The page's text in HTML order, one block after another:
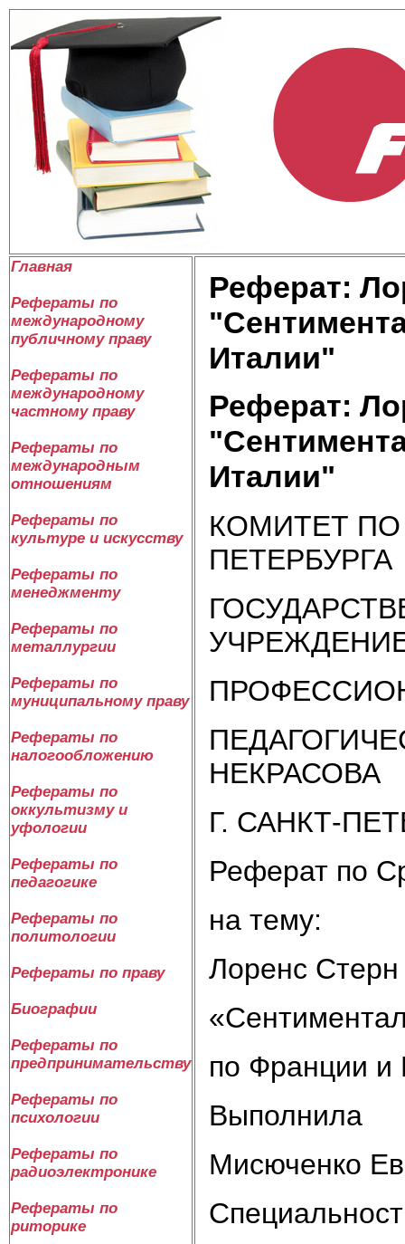
Главная
Рефераты по
международному
публичному праву
Рефераты по
международному
частному праву
Рефераты по
международным
отношениям
Рефераты по
культуре и искусству
Рефераты по
менеджменту
Рефераты по
металлургии
Рефераты по
муниципальному праву
Рефераты по
налогообложению
Рефераты по
оккультизму и
уфологии
Рефераты по
педагогике
Рефераты по
политологии
Рефераты по праву
Биографии
Рефераты по
предпринимательству
Рефераты по
психологии
Рефераты по
радиоэлектронике
Рефераты по
риторике
Реферат:
Италии"
Реферат:
Италии"
КОМИТЕТ
ПЕТЕРБУРГА
НЕКРАСОВА
Г. САНКТ-
Реферат по
на тему:
Лоренс
по Франции и
Выполнила
Мисюченко